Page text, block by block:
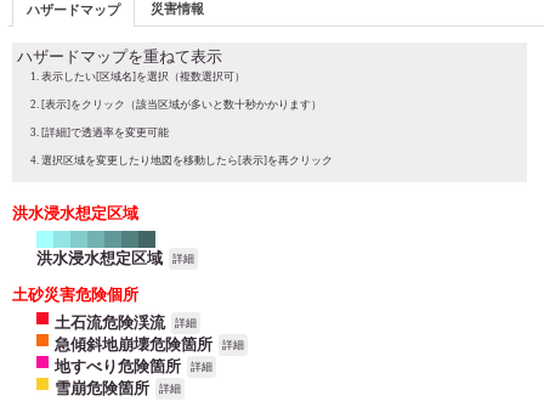
ハザードマップ 災害情報
ハザードマップを重ねて表示
表示したい[区域名]を選択（複数選択可）
[表示]をクリック（該当区域が多いと数十秒かかります）
[詳細]で透過率を変更可能
選択区域を変更したり地図を移動したら[表示]を再クリック
洪水浸水想定区域
洪水浸水想定区域 詳細
土砂災害危険個所
土石流危険渓流
詳細
急傾斜地崩壊危険箇所 詳細
地すべり危険箇所 詳細
雪崩危険箇所 詳細